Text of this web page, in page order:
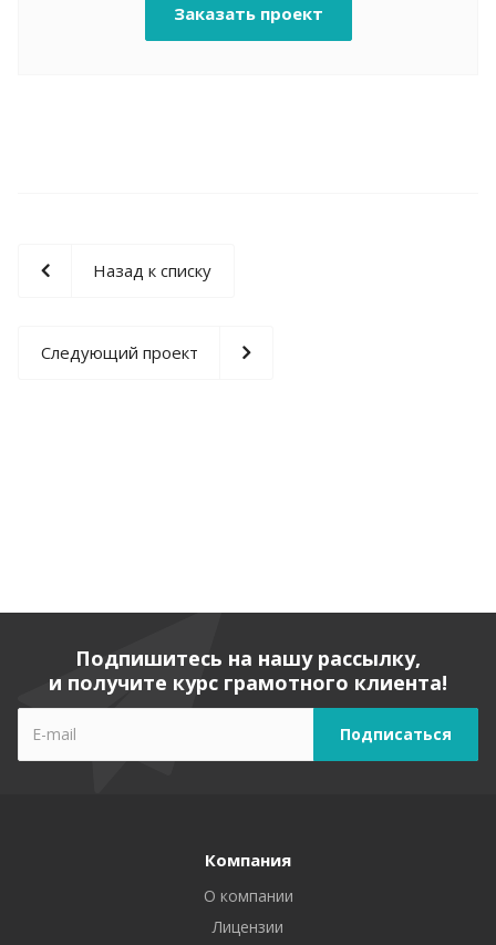
Заказать проект
Назад к списку
Следующий проект
Подпишитесь на нашу рассылку,
и получите курс грамотного клиента!
Компания
О компании
Лицензии